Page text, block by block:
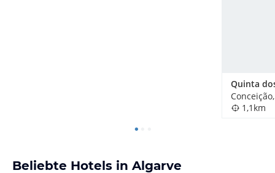
1,1km
Beliebte Hotels in Algarve